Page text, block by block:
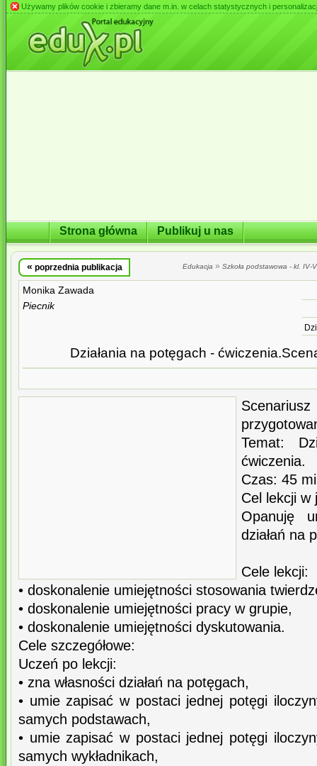
Używamy plików cookie i zbieramy dane m.in. w celach statystycznych i
Strona główna Publikuj u nas
« poprzednia publikacja Edukacja » Szkoła podstawowa - kl. IV-
Monika Zawada
Piecnik
Działania na potęgach -
Temat:
ćwiczenia.
Czas: 45
Cel lekcji w
Opanuję
działań na
Cele lekcji:
• doskonalenie umiejętności stosowania
• doskonalenie umiejętności pracy w grupie,
• doskonalenie umiejętności dyskutowania.
Cele szczegółowe:
Uczeń po lekcji:
• zna własności działań na potęgach,
• umie zapisać w postaci jednej potęgi
samych podstawach,
• umie zapisać w postaci jednej potęgi
samych wykładnikach,